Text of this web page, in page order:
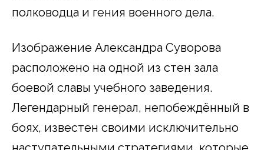
полководца и гения военного дела.
Изображение Александра Суворова
расположено на одной из стен зала
боевой славы учебного заведения.
Легендарный генерал, непобеждённый в
боях, известен своими исключительно